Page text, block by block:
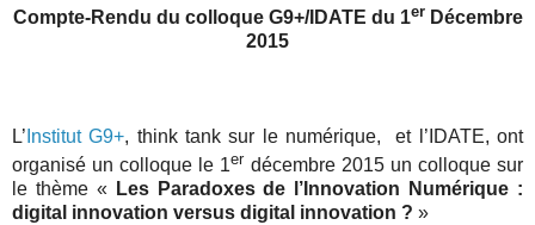
Compte-Rendu du colloque G9+/IDATE du 1erDécembre
2015
L’ Institut G9+, think tank sur le numérique,
et l’IDATE, ont
organisé un colloque le 1er décembre 2015 un colloque sur
le thème « Les Paradoxes de l’Innovation Numérique :
digital innovation versus digital innovation ? »